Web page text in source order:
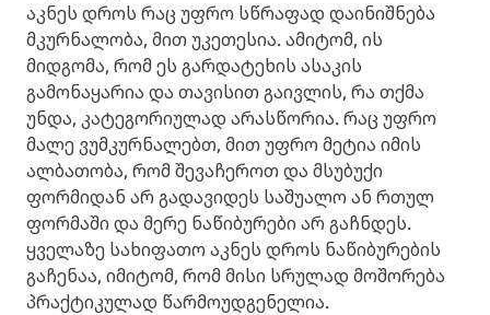
აკნეს დროს რაც უფრო სწრაფად დაინიშნება
მკურნალობა, მით უკეთესია. ამიტომ, ის
მიდგომა, რომ ეს გარდატეხის ასაკის
გამონაყარია და თავისით გაივლის, რა თქმა
უნდა, კატეგორიულად არასწორია. რაც უფრო
მალე ვუმკურნალებთ, მით უფრო მეტია იმის
ალბათობა, რომ შევაჩეროთ და მსუბუქი
ფორმიდან არ გადავიდეს საშუალო ან რთულ
ფორმაში და მერე ნაწიბურები არ გაჩნდეს.
ყველაზე სახიფათო აკნეს დროს ნაწიბურების
გაჩენაა, იმიტომ, რომ მისი სრულად მოშორება
პრაქტიკულად წარმოუდგენელია.